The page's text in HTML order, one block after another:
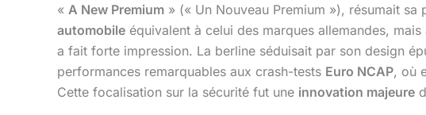
« A New Premium » (« Un Nouveau Premium »), résumait
automobile équivalent à celui des marques allemandes,
a fait forte impression. La berline séduisait par son design
performances remarquables aux crash-tests Euro NCAP, où
Cette focalisation sur la sécurité fut une innovation majeure